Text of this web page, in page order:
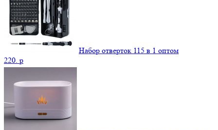
Набор отверток 115 в 1 оптом
220. p